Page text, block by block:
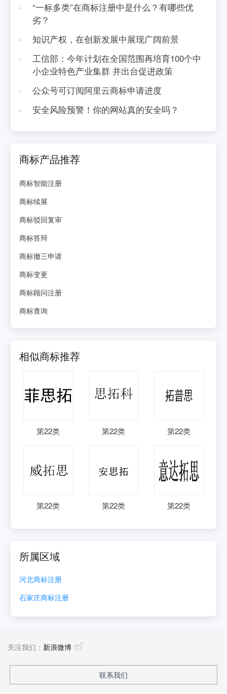
“一标多类”在商标注册中是什么？有哪些优
劣？
知识产权，在创新发展中展现广阔前景
工信部：今年计划在全国范围再培育100个中
小企业特色产业集群 并出台促进政策
公众号可订阅阿里云商标申请进度
安全风险预警！你的网站真的安全吗？
商标产品推荐
商标智能注册
商标续展
商标驳回复审
商标答辩
商标撤三申请
商标变更
商标顾问注册
商标查询
相似商标推荐
第22类 第22类 第22类
第22类 第22类 第22类
所属区域
河北商标注册
石家庄商标注册